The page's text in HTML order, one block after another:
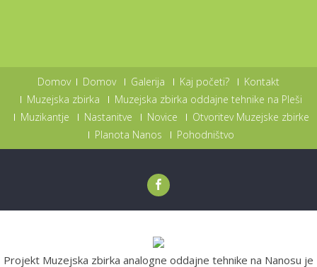
Domov Domov Galerija Kaj početi?
Kontakt
Muzejska zbirka
Muzejska zbirka oddajne tehnike na Pleši
Muzikantje
Nastanitve Novice
Otvoritev Muzejske zbirke
Planota Nanos
Pohodništvo
Projekt Muzejska zbirka analogne oddajne tehnike na Nanosu je